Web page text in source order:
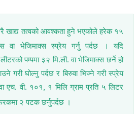
खाद्य तत्वको आवश्कता हुने भएकोले हरेक १५
वा भेजिमाक्स स्प्रेय गर्नु पर्दछ । यदि
पम्पमा ३२ मि.ली. वा भेजिमाक्स छर्ने हो
गरी घोल्नु पर्दछ र बिरुवा भिज्ने गरी स्प्रेय
एच. वी. १०१, १ मिलि ग्राम प्रति ५ लिटर
२ पटक छर्नुपर्दछ ।